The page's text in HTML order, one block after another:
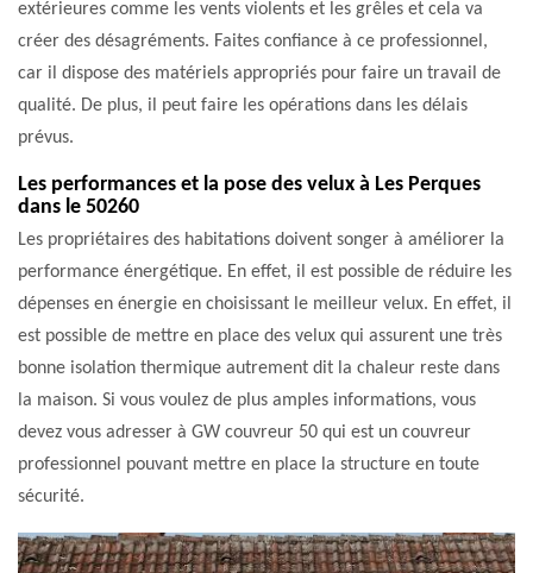
extérieures comme les vents violents et les grêles et cela va
créer des désagréments. Faites confiance à ce professionnel,
car il dispose des matériels appropriés pour faire un travail de
qualité. De plus, il peut faire les opérations dans les délais
prévus.
Les performances et la pose des velux à Les Perques
dans le 50260
Les propriétaires des habitations doivent songer à améliorer la
performance énergétique. En effet, il est possible de réduire les
dépenses en énergie en choisissant le meilleur velux. En effet, il
est possible de mettre en place des velux qui assurent une très
bonne isolation thermique autrement dit la chaleur reste dans
la maison. Si vous voulez de plus amples informations, vous
devez vous adresser à GW couvreur 50 qui est un couvreur
professionnel pouvant mettre en place la structure en toute
sécurité.